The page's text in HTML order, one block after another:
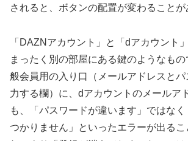
されると、ボタンの配置が変わることが
「DAZNアカウント」と「dアカウント
まったく別の部屋にある鍵のようなも
般会員用の入り口（メールアドレスとパ
力する欄）に、dアカウントのメールア
も、「パスワードが違います」ではな
つかりません」といったエラーが出るこ